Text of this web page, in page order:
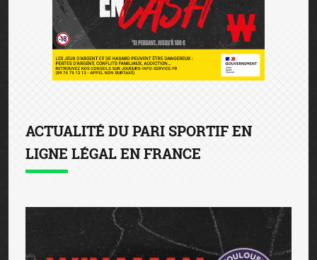
ACTUALITÉ DU PARI SPORTIF EN
LIGNE LÉGAL EN FRANCE